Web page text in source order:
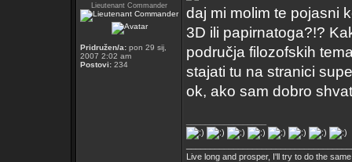
Lieutenant Commander
Pridružen/a: pon 29 sij,
2007 2:02 am
Postovi: 234
daj mi molim te pojasni
3D ili papirnatoga?!?
područja filozofskih
stajati tu na stranici
ok, ako sam dobro
Live long and prosper, I'll try to do the same